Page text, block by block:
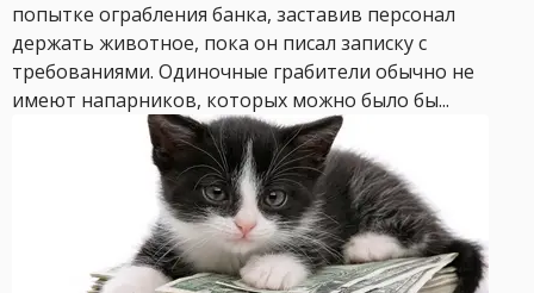
попытке ограбления банка, заставив персонал
держать животное, пока он писал записку с
требованиями. Одиночные грабители обычно не
имеют напарников, которых можно было бы...